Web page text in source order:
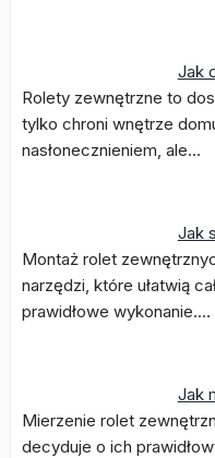
Jak
Rolety zewnętrzne to
tylko chroni wnętrze
nasłonecznieniem, ale…
Jak
Montaż rolet
narzędzi, które ułatwią
prawidłowe wykonanie.…
Jak
Mierzenie rolet
decyduje o ich